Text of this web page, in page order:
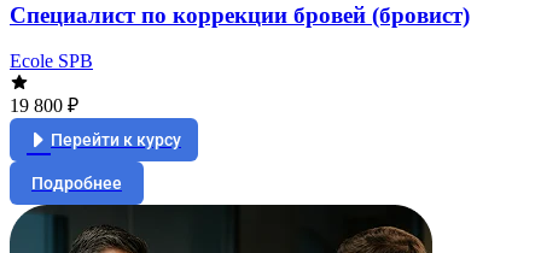
Специалист по коррекции бровей (бровист)
Ecole SPB
19 800 ₽
Перейти к курсу
Подробнее